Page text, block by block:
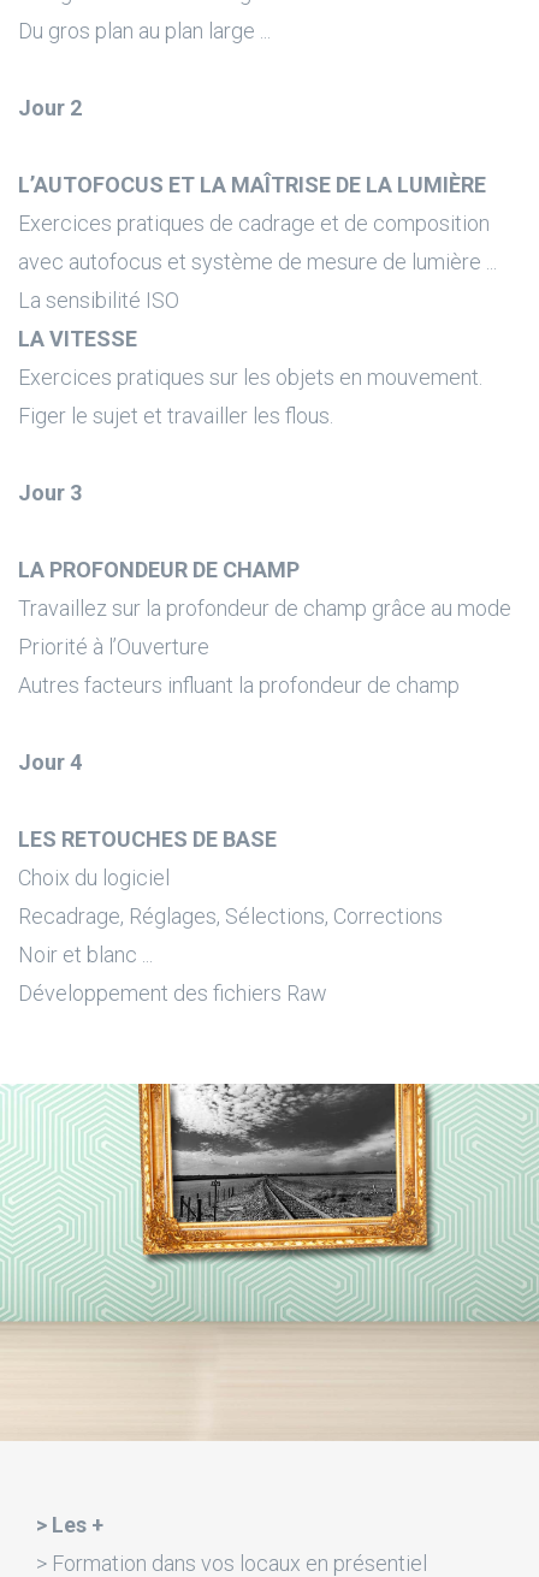
Du gros plan au plan large ...
Jour 2
L’AUTOFOCUS ET LA MAÎTRISE DE LA LUMIÈRE
Exercices pratiques de cadrage et de composition
avec autofocus et système de mesure de lumière ...
La sensibilité ISO
LA VITESSE
Exercices pratiques sur les objets en mouvement.
Figer le sujet et travailler les flous.
Jour 3
LA PROFONDEUR DE CHAMP
Travaillez sur la profondeur de champ grâce au mode
Priorité à l’Ouverture
Autres facteurs influant la profondeur de champ
Jour 4
LES RETOUCHES DE BASE
Choix du logiciel
Recadrage, Réglages, Sélections, Corrections
Noir et blanc ...
Développement des fichiers Raw
> Les +
> Formation dans vos locaux en présentiel